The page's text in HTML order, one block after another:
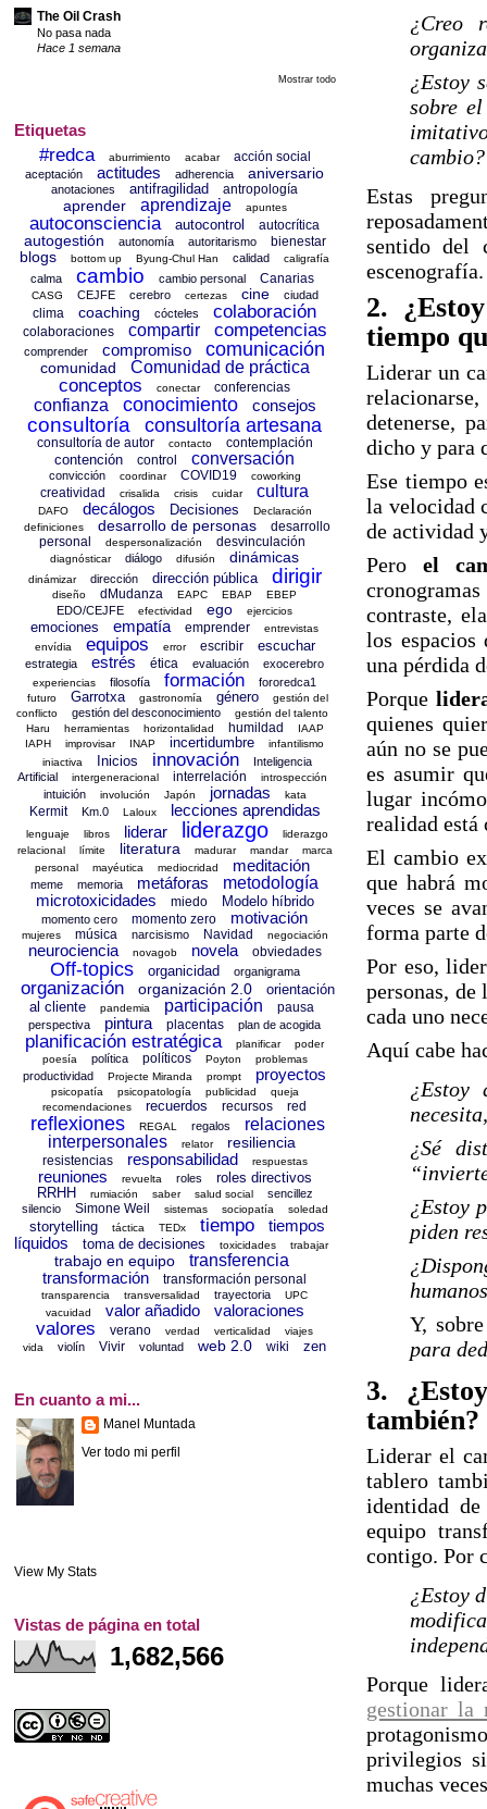
¿Creo
¿Estoy
sobre
cambio?
Estas
sentido del
escenografía.
2.
tiempo
Liderar un
detenerse,
dicho y para
Ese tiempo
la velocidad
de actividad
Peroel
contraste,
los espacios
una pérdida
Porque
quienes
aún no se
es asumir
lugar
realidad está
El cambio
que habrá
veces se
forma parte
Por eso,
personas,
cada uno
Aquí cabe
¿Estoy
¿Sé
¿Estoy
piden
Y,
para
3.
también?
Liderar el
tablero
identidad
equipo
contigo. Por
¿Estoy
Porque
gestionar la
privilegios
muchas
The Oil Crash
No pasa nada
Hace 1 semana
Mostrar todo
Etiquetas
#redca aburrimiento acabar acción social
aceptación actitudes adherencia aniversario
anotaciones antifragilidad antropología
aprender aprendizaje apuntes
autoconsciencia autocontrol autocrítica
autogestión autonomía autoritarismo bienestar
blogs bottom up Byung-Chul Han calidad caligrafía
calma cambio cambio personal Canarias
CASG CEJFE cerebro certezas cine ciudad
clima coaching cócteles colaboración
colaboraciones compartir competencias
comprender compromiso comunicación
comunidad Comunidad de práctica
conceptos conectar conferencias
confianza conocimiento consejos
consultoría consultoría artesana
consultoría de autor contacto contemplación
contención control conversación
convicción coordinar COVID19 coworking
creatividad crisalida crisis cuidar cultura
DAFO decálogos Decisiones
Declaración
definiciones
desarrollo de personas
desarrollo
personal
despersonalización desvinculación
diagnósticar diálogo difusión dinámicas
dinámizar dirección dirección pública dirigir
diseño dMudanza EAPC EBAP EBEP
EDO/CEJFE efectividad ego ejercicios
emociones empatía emprender
entrevistas
envídia
equipos error escribir escuchar
estrategia estrés ética evaluación exocerebro
experiencias filosofía formación fororedca1
futuro Garrotxa gastronomía género
gestión del
conflicto
gestión del desconocimiento
gestión del talento
Haru
herramientas horizontalidad humildad
IAAP
IAPH
improvisar INAP incertidumbre
infantilismo
iniactiva
Inicios innovación
Inteligencia
Artificial
intergeneracional interrelación introspección
intuición involución Japón jornadas kata
Kermit Km.0 Laloux lecciones aprendidas
lenguaje libros liderar liderazgo
liderazgo
relacional
límite literatura madurar mandar
marca
personal
mayéutica mediocridad meditación
meme memoria metáforas
metodología
microtoxicidades
miedo Modelo híbrido
momento cero momento zero motivación
mujeres música narcisismo Navidad negociación
neurociencia novagob novela obviedades
Off-topics organicidad organigrama
organización organización 2.0
orientación
al cliente
pandemia participación pausa
perspectiva pintura placentas plan de acogida
planificación estratégica planificar
poder
poesía
política políticos Poyton problemas
productividad Projecte Miranda prompt proyectos
psicopatía psicopatología publicidad
queja
recomendaciones
recuerdos recursos red
reflexiones REGAL regalos
relaciones
interpersonales
relator resiliencia
resistencias responsabilidad respuestas
reuniones revuelta roles
roles directivos
RRHH
rumiación saber salud social
sencillez
silencio
Simone Weil sistemas sociopatía soledad
storytelling táctica TEDx tiempo
tiempos
líquidos
toma de decisiones toxicidades trabajar
trabajo en equipo
transferencia
transformación
transformación personal
transparencia transversalidad trayectoria
UPC
vacuidad
valor añadido valoraciones
valores verano verdad verticalidad
viajes
vida
violín Vivir voluntad web 2.0 wiki zen
En cuanto a mi...
Manel Muntada
Ver todo mi perfil
View My Stats
Vistas de página en total
1,682,566